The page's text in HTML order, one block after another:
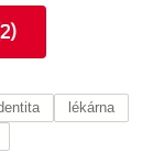
lékárna